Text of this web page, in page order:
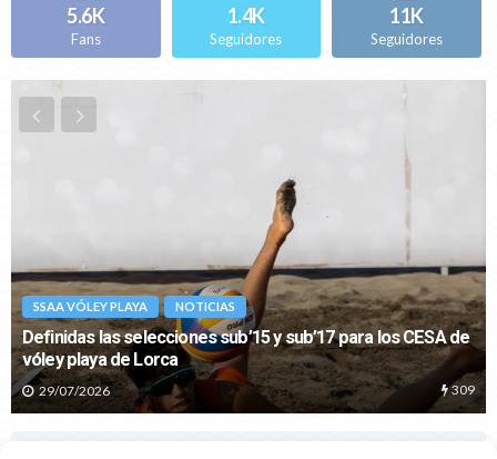
Karvatskyi/Levinson y Nagy/Svidorova se cuelgan el oro en
Gandia en una prueba marcada por el viento
26/01/2026
NOTICIAS VÓLEY PLAYA
Gandia da el pistoletazo de salida al Circuito de Invierno de
Vóley Playa 2026
21/01/2026